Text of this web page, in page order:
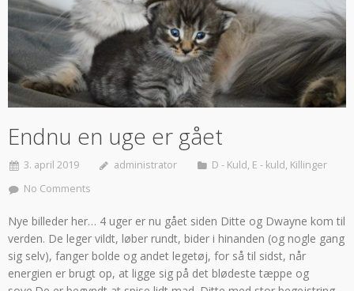
Endnu en uge er gået
3. april 2019 administrator D - Kuld, E - kuld, Killinger
No Comments
Nye billeder her… 4 uger er nu gået siden Ditte og Dwayne kom til
verden. De leger vildt, løber rundt, bider i hinanden (og nogle gang
sig selv), fanger bolde og andet legetøj, for så til sidst, når
energien er brugt op, at ligge sig på det blødeste tæppe og